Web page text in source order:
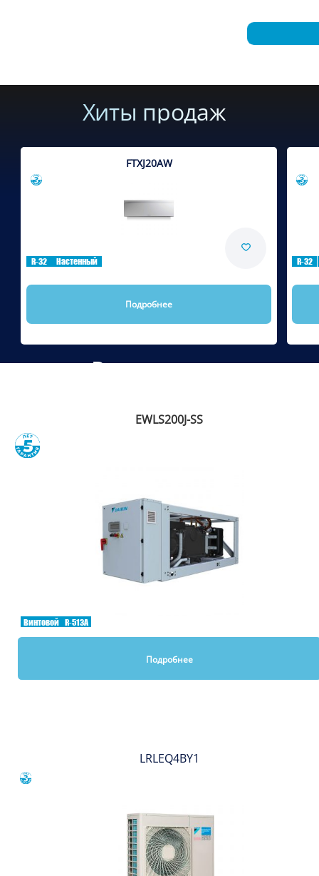
Хиты продаж
FTXJ20AW
R-32 Настенный
Подробнее
R-32
Рекомендуем
EWLS200J-SS
Винтовой R-513A
Подробнее
LRLEQ4BY1